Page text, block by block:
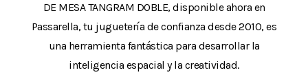
DE MESA TANGRAM DOBLE, disponible ahora en
Passarella, tu juguetería de confianza desde 2010, es
una herramienta fantástica para desarrollar la
inteligencia espacial y la creatividad.